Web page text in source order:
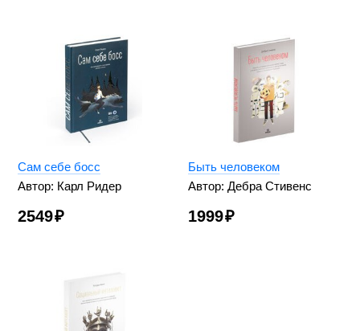
Сам себе босс
Автор: Карл Ридер
2549₽
Быть человеком
Автор: Дебра Стивенс
1999₽